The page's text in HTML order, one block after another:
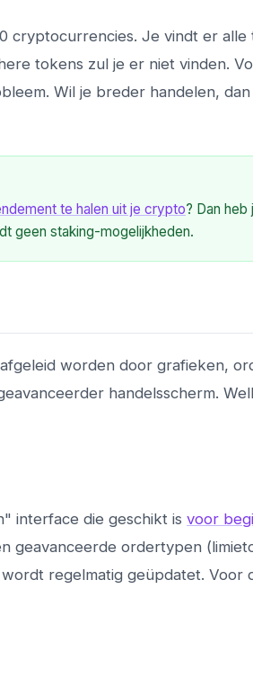
cryptocurrencies. Je vindt er alle
tokens zul je er niet vinden.
Wil je breder handelen, dan
te halen uit je crypto? Dan
geen staking-mogelijkheden.
worden door grafieken,
handelsscherm.
interface die geschikt is voor
geavanceerde ordertypen
regelmatig geüpdatet. Voor